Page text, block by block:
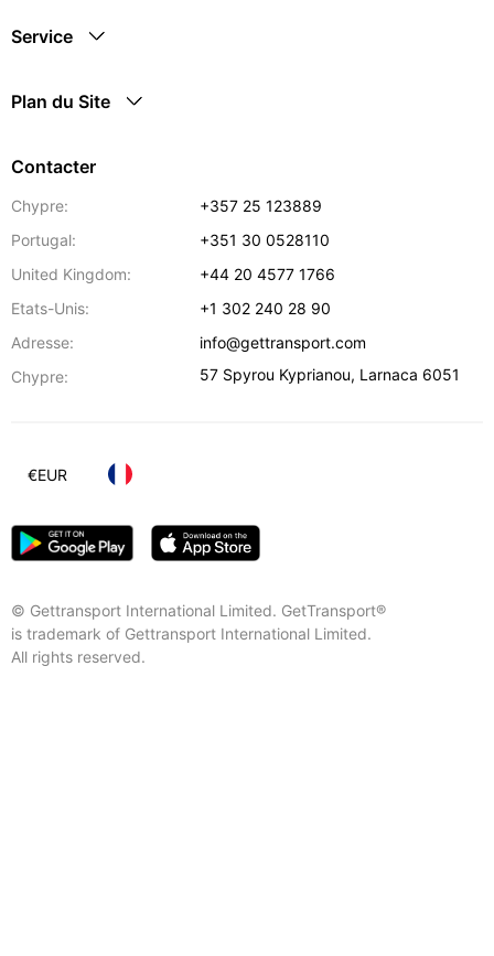
Service
Plan du Site
Contacter
Chypre:
+357 25 123889
Portugal:
+351 30 0528110
United Kingdom:
+44 20 4577 1766
Etats-Unis:
+1 302 240 28 90
Adresse:
info@gettransport.com
Chypre:
57 Spyrou Kyprianou, Larnaca 6051
© Gettransport International Limited. GetTransport®
is trademark of Gettransport International Limited.
All rights reserved.
€EUR